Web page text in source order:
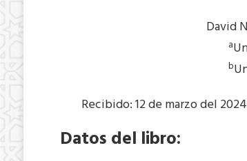
David
a
b
Recibido: 12 de marzo del
Datos del libro: